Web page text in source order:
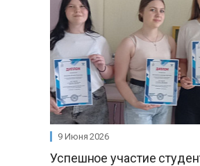
9 Июня 2026
Успешное участие